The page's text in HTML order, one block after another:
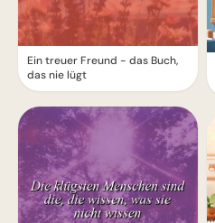
Ein treuer Freund - das Buch,
das nie lügt